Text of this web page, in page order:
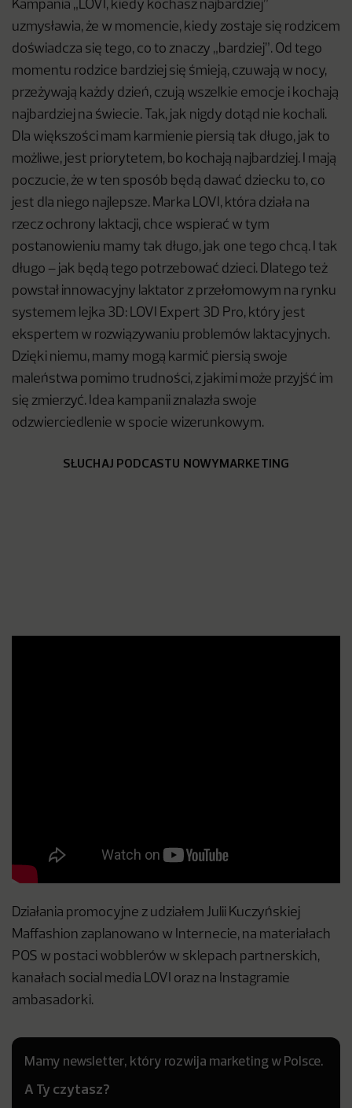
Kampania „LOVI, kiedy kochasz najbardziej”
uzmysławia, że w momencie, kiedy zostaje się rodzicem
doświadcza się tego, co to znaczy „bardziej”. Od tego
momentu rodzice bardziej się śmieją, czuwają w nocy,
przeżywają każdy dzień, czują wszelkie emocje i kochają
najbardziej na świecie. Tak, jak nigdy dotąd nie kochali.
Dla większości mam karmienie piersią tak długo, jak to
możliwe, jest priorytetem, bo kochają najbardziej. I mają
poczucie, że w ten sposób będą dawać dziecku to, co
jest dla niego najlepsze. Marka LOVI, która działa na
rzecz ochrony laktacji, chce wspierać w tym
postanowieniu mamy tak długo, jak one tego chcą. I tak
długo – jak będą tego potrzebować dzieci. Dlatego też
powstał innowacyjny laktator z przełomowym na rynku
systemem lejka 3D: LOVI Expert 3D Pro, który jest
ekspertem w rozwiązywaniu problemów laktacyjnych.
Dzięki niemu, mamy mogą karmić piersią swoje
maleństwa pomimo trudności, z jakimi może przyjść im
się zmierzyć. Idea kampanii znalazła swoje
odzwierciedlenie w spocie wizerunkowym.
SŁUCHAJ PODCASTU NOWYMARKETING
Działania promocyjne z udziałem Julii Kuczyńskiej
Maffashion zaplanowano w Internecie, na materiałach
POS w postaci wobblerów w sklepach partnerskich,
kanałach social media LOVI oraz na Instagramie
ambasadorki.
Mamy newsletter, który rozwija marketing w Polsce.
A Ty czytasz?